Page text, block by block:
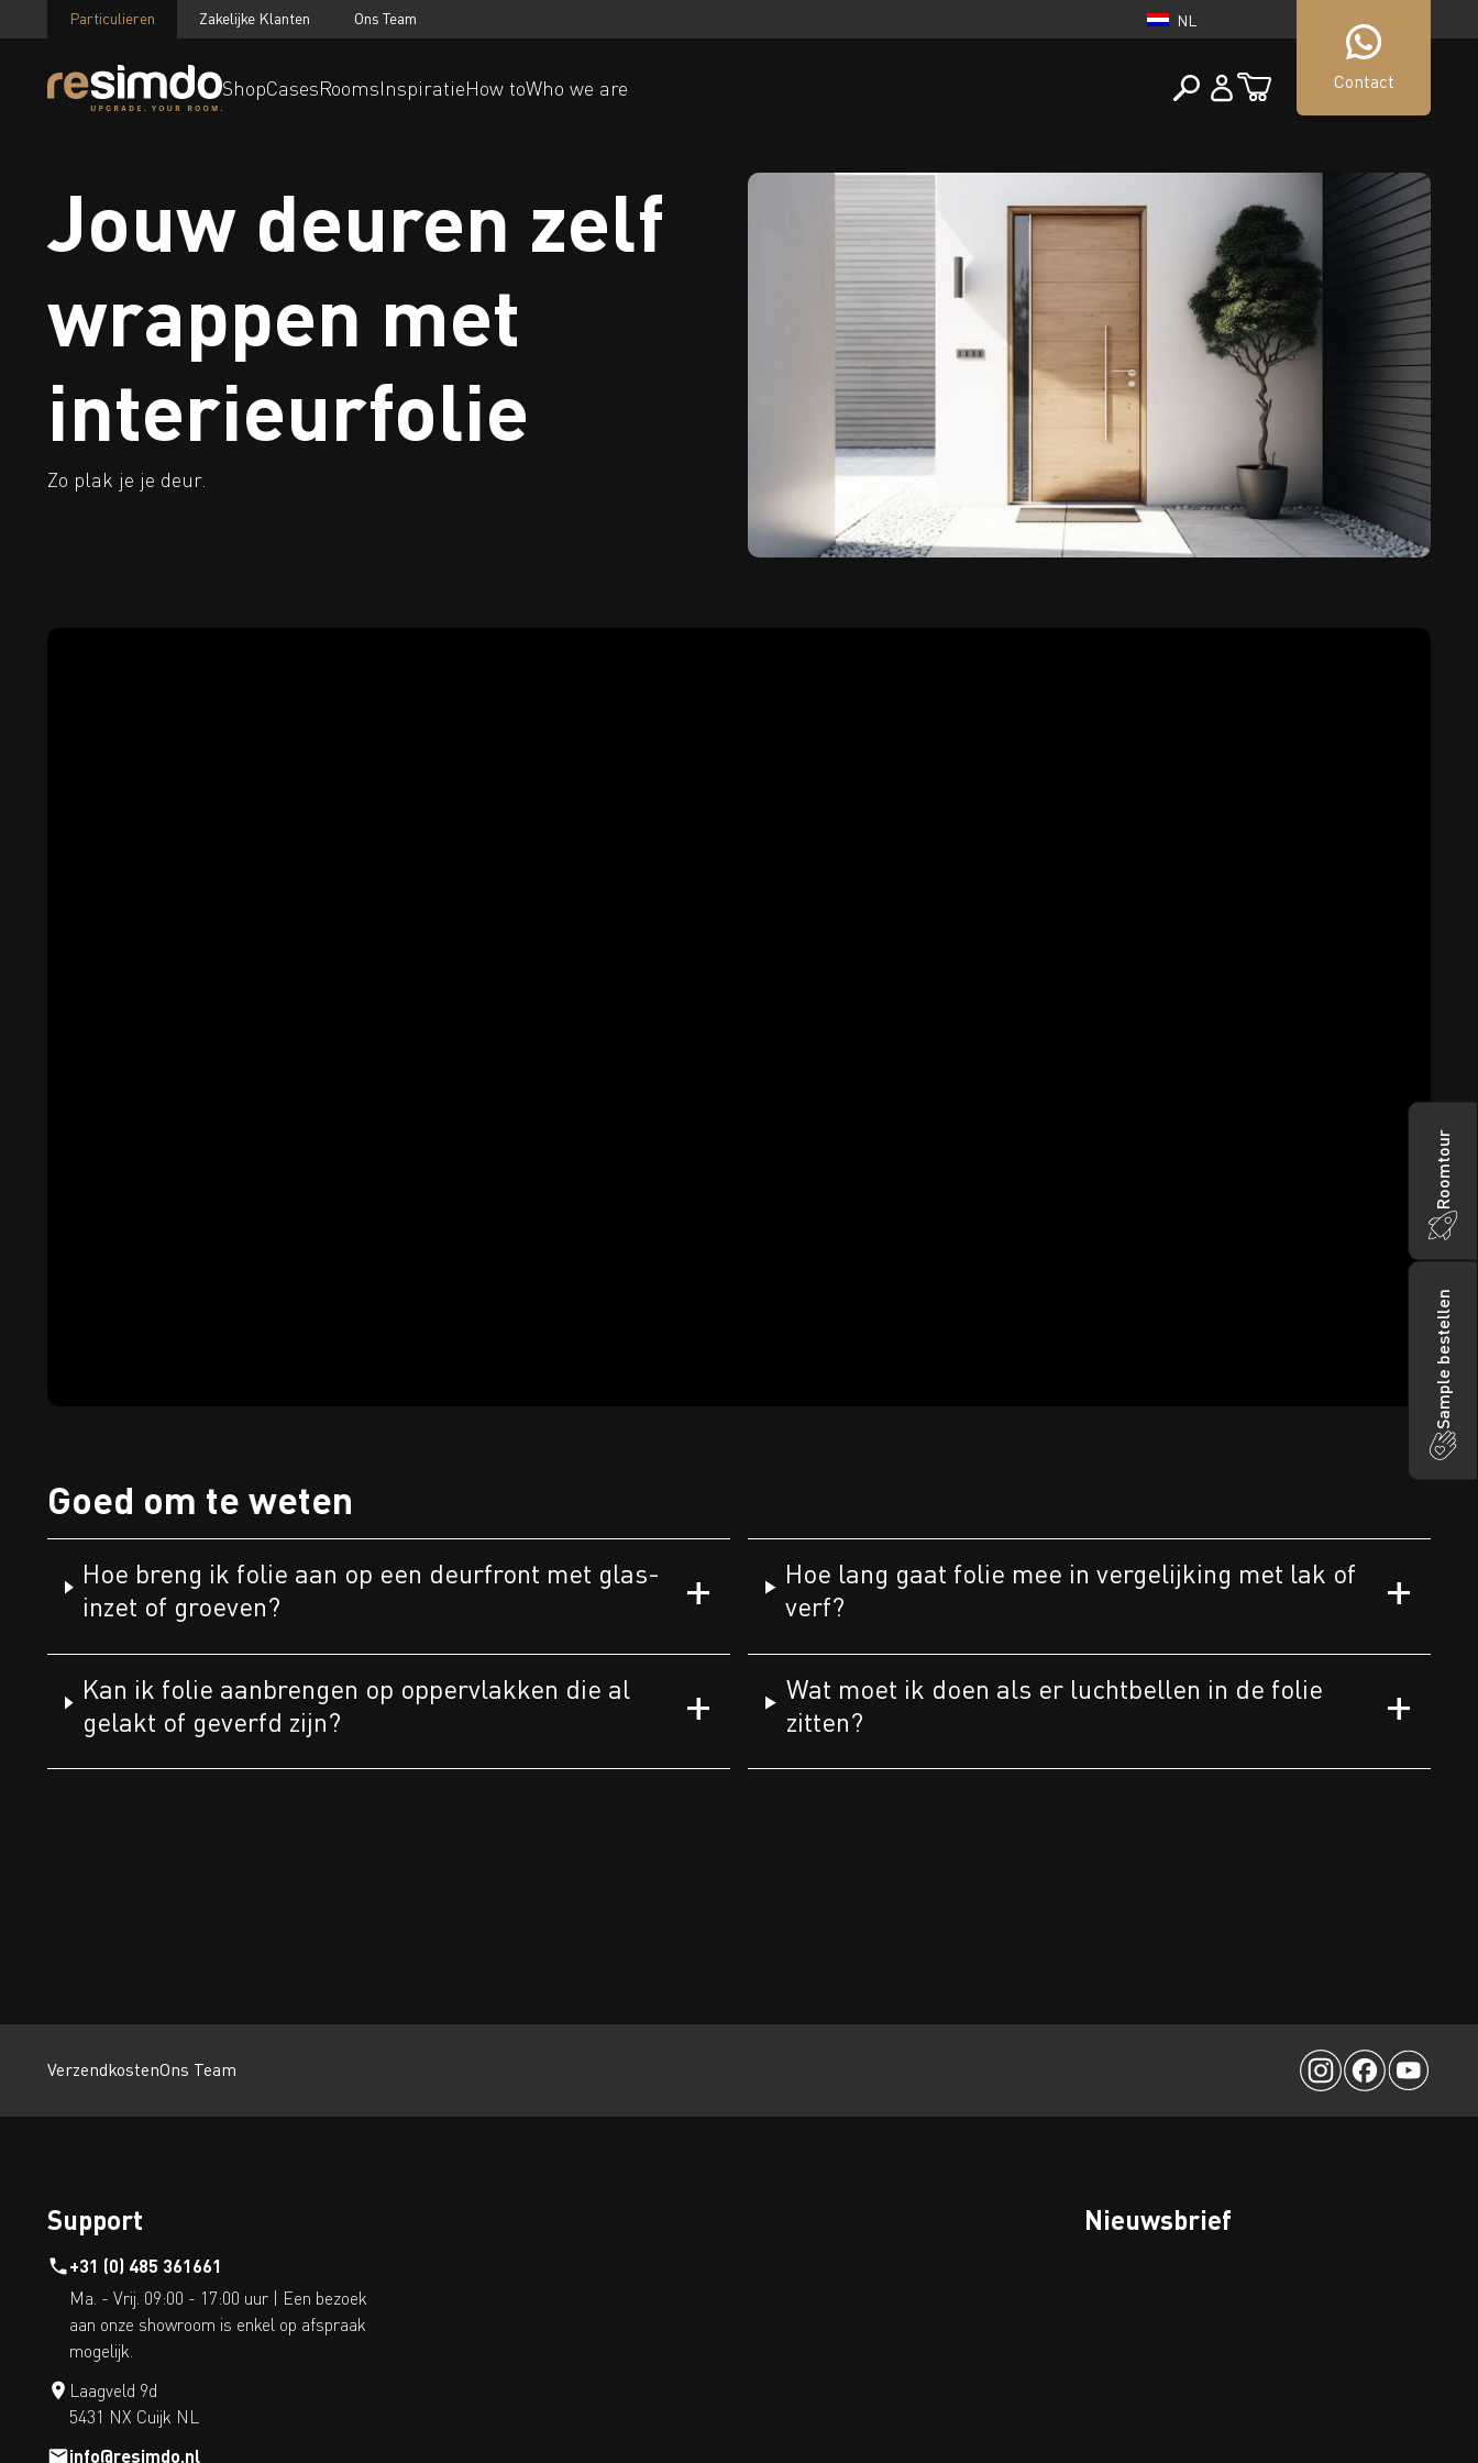
Roomtour
Sample bestellen
Particulieren Zakelijke Klanten Ons Team NL
Contact
ShopCasesRoomsInspiratieHow toWho we are
Jouw deuren zelf
wrappen met
interieurfolie
Zo plak je je deur.
Goed om te weten
Hoe breng ik folie aan op een deurfront met glas-
inzet of groeven?
Hoe lang gaat folie mee in vergelijking met lak of
verf?
Kan ik folie aanbrengen op oppervlakken die al
gelakt of geverfd zijn?
Wat moet ik doen als er luchtbellen in de folie
zitten?
VerzendkostenOns Team
Support
+31 (0) 485 361661
Ma. - Vrij. 09:00 - 17:00 uur | Een bezoek
aan onze showroom is enkel op afspraak
mogelijk.
Laagveld 9d
5431 NX Cuijk NL
info@resimdo.nl
Nieuwsbrief